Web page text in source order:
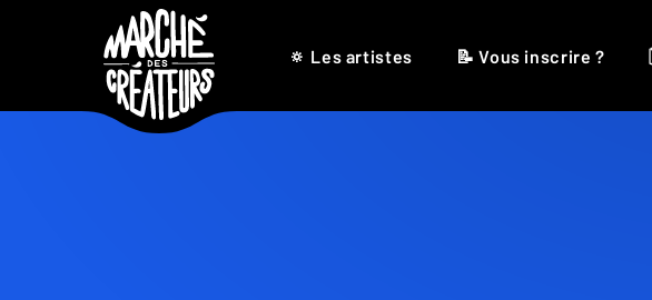
🔅 Les artistes 📝 Vous inscrire ?